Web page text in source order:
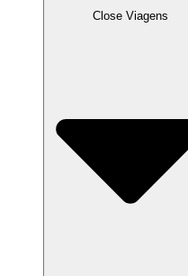
Close Viagens